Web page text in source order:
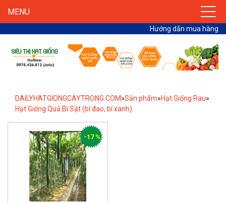
MENU
Hướng dẫn mua hàng
DAILYHATGIONGCAYTRONG.COM»Sản phẩm»Hạt Giống Rau»
Hạt Giống Quả Bí Sặt (bí đao, bí xanh)
-17 %